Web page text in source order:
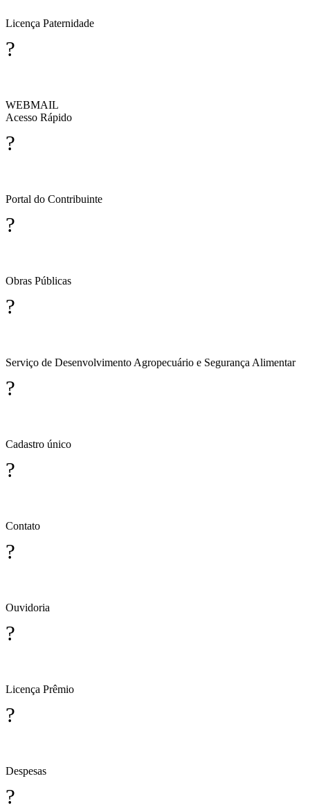
Licença Paternidade
?
WEBMAIL
Acesso Rápido
?
Portal do Contribuinte
?
Obras Públicas
?
Serviço de Desenvolvimento Agropecuário e Segurança Alimentar
?
Cadastro único
?
Contato
?
Ouvidoria
?
Licença Prêmio
?
Despesas
?